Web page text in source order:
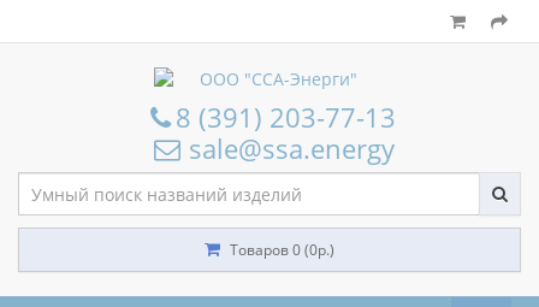
8 (391) 203-77-13
sale@ssa.energy
Товаров 0 (0р.)